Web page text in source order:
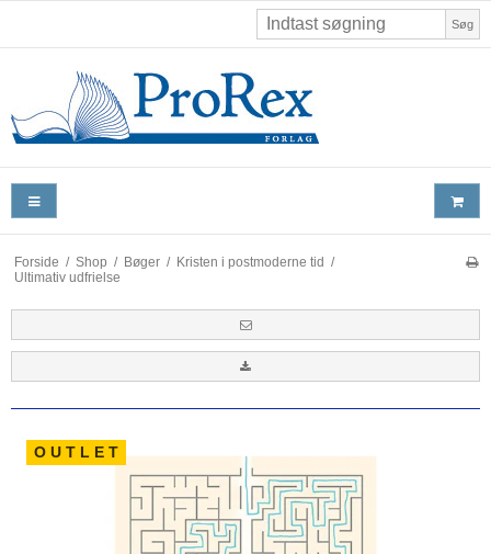
Søg
Forside / Shop / Bøger / Kristen i postmoderne tid /
Ultimativ udfrielse
O U T L E T